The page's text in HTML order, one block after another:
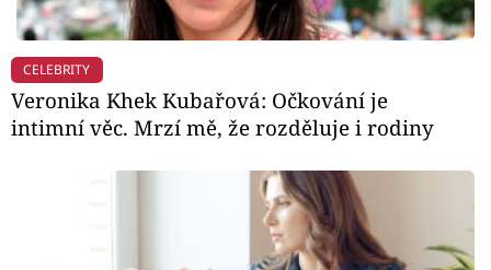
CELEBRITY
Veronika Khek Kubařová: Očkování je
intimní věc. Mrzí mě, že rozděluje i rodiny